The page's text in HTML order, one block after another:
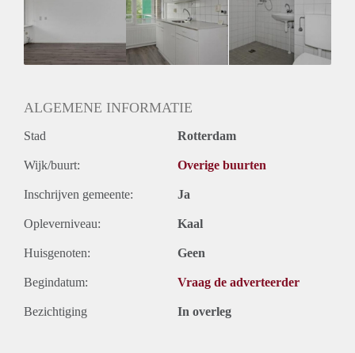
Geslacht huisgenoten: Gemengd
ALGEMENE INFORMATIE
Stad Rotterdam
Wijk/buurt: Overige buurten
Inschrijven gemeente: Ja
Opleverniveau: Kaal
Huisgenoten: Geen
Begindatum: Vraag de adverteerder
Bezichtiging In overleg